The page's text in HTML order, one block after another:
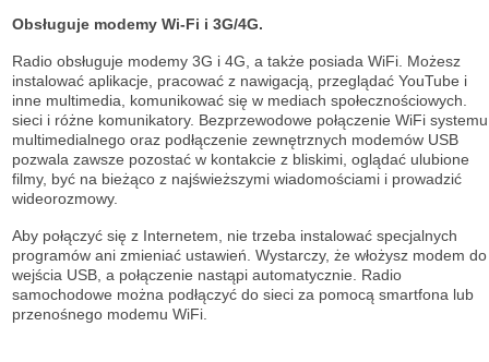
Obsługuje modemy Wi-Fi i 3G/4G.
Radio obsługuje modemy 3G i 4G, a także posiada WiFi. Możesz
instalować aplikacje, pracować z nawigacją, przeglądać YouTube i
inne multimedia, komunikować się w mediach społecznościowych.
sieci i różne komunikatory. Bezprzewodowe połączenie WiFi systemu
multimedialnego oraz podłączenie zewnętrznych modemów USB
pozwala zawsze pozostać w kontakcie z bliskimi, oglądać ulubione
filmy, być na bieżąco z najświeższymi wiadomościami i prowadzić
wideorozmowy.
Aby połączyć się z Internetem, nie trzeba instalować specjalnych
programów ani zmieniać ustawień. Wystarczy, że włożysz modem do
wejścia USB, a połączenie nastąpi automatycznie. Radio
samochodowe można podłączyć do sieci za pomocą smartfona lub
przenośnego modemu WiFi.